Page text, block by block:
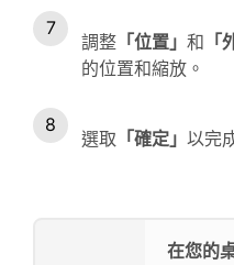
調整 「位置」 和 「
的位置和縮放。
選取 「確定」 以完
在您的